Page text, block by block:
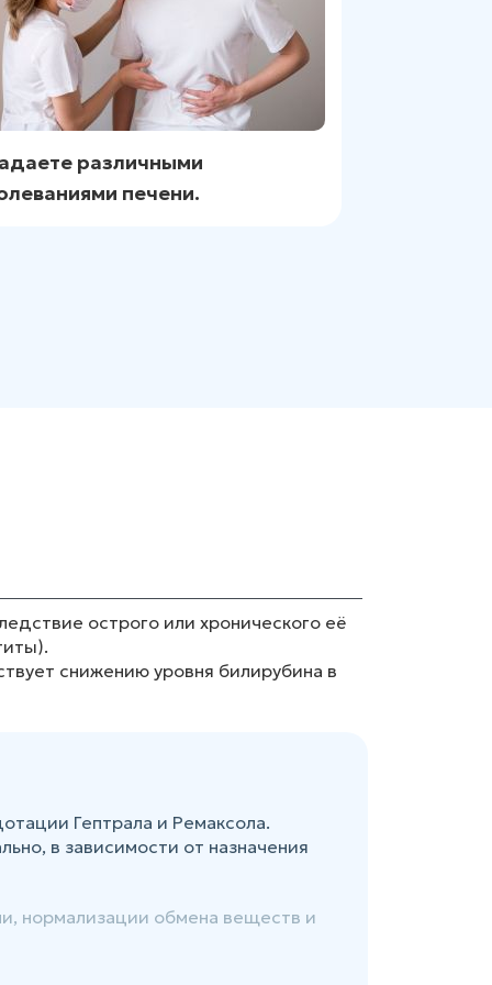
различными
печени.
острого или хронического её
снижению уровня билирубина в
Гептрала и Ремаксола.
в зависимости от назначения
нормализации обмена веществ и